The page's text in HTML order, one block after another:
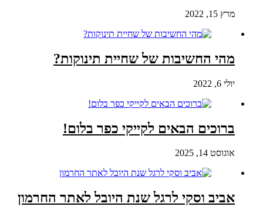
מרץ 15, 2022
מהי החשיבות של שחיית תינוקות?
יולי 6, 2022
ברוכים הבאים לקייקי כפר בלום!
אוגוסט 14, 2025
אביב וסקי לרגל שנת היובל לאתר החרמון